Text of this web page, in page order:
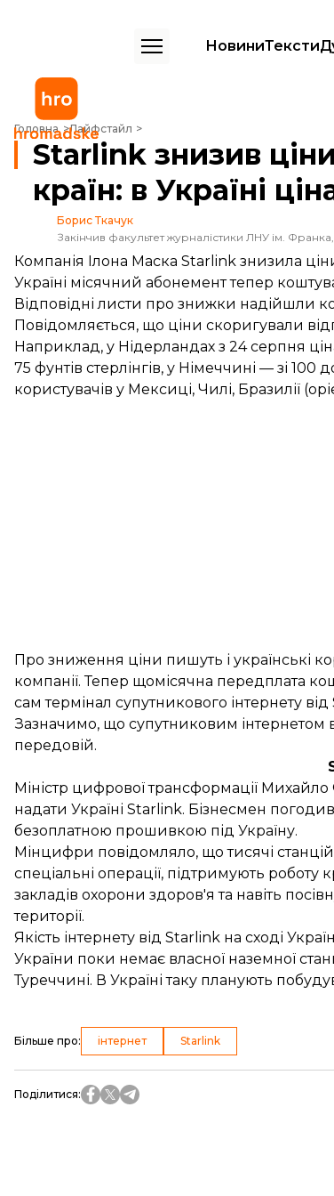
НовиниТексти
Головна Лайфстайл
Starlink знизив ціни на свої послуги в низці країн: в
Starlink знизив
країн: в Україні
Борис Ткачук
Закінчив факультет журналістики ЛНУ ім.
Компанія Ілона Маска Starlink знизила
Україні місячний абонемент тепер
Відповідні листи про знижки надійшли
Повідомляється, що ціни скоригували
Наприклад, у Нідерландах з 24 серпня
75 фунтів стерлінгів, у Німеччині — зі
користувачів у Мексиці, Чилі, Бразилії
Про зниження ціни пишуть і українські
компанії. Тепер щомісячна передплата
сам термінал супутникового інтернету
Зазначимо, що супутниковим інтернетом
передовій.
Міністр цифрової трансформації
надати Україні Starlink. Бізнесмен
безоплатною прошивкою під Україну.
Мінцифри повідомляло, що тисячі
спеціальні операції, підтримують роботу
закладів охорони здоров'я та навіть
території.
Якість інтернету від Starlink на сході
України поки немає власної наземної
Туреччині. В Україні таку планують
Більше про: інтернет Starlink
Поділитися: